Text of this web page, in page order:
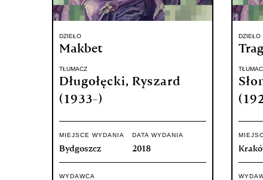
DZIEŁO
Makbet
TŁUMACZ
Długołęcki, Ryszard
(1933-)
MIEJSCE WYDANIA
Bydgoszcz
DATA WYDANIA
2018
WYDAWCA
DZIEŁO